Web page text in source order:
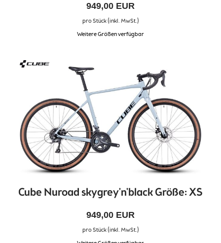
949,00 EUR
pro Stück (inkl. MwSt.)
Weitere Größen verfügbar
Cube Nuroad skygrey'n'black Größe: XS
949,00 EUR
pro Stück (inkl. MwSt.)